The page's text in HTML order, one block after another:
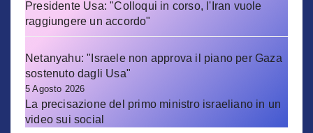
Presidente Usa: "Colloqui in corso, l'Iran vuole
raggiungere un accordo"
Netanyahu: "Israele non approva il piano per Gaza
sostenuto dagli Usa"
5 Agosto 2026
La precisazione del primo ministro israeliano in un
video sui social